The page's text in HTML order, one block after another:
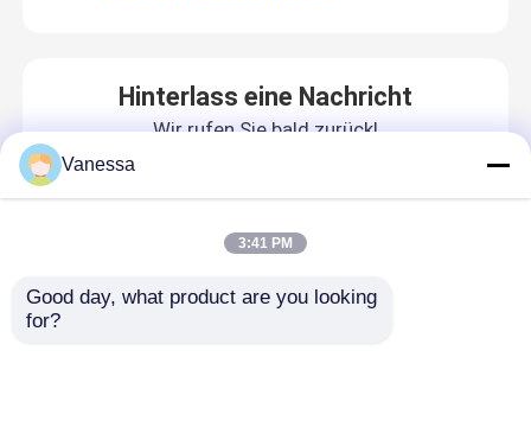
Hinterlass eine Nachricht
Wir rufen Sie bald zurück!
Vanessa
3:41 PM
Good day, what product are you looking
for?